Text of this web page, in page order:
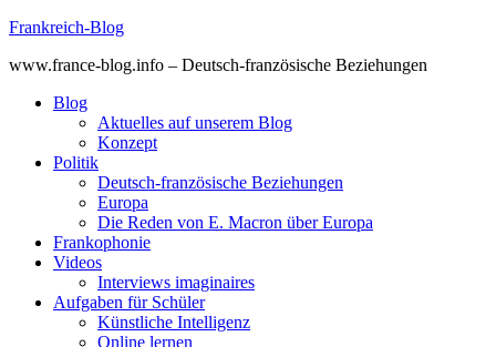
Skip
content
Frankreich-Blog
www.france-blog.info – Deutsch-französische Beziehungen
Blog
Aktuelles auf unserem Blog
Konzept
Politik
Deutsch-französische Beziehungen
Europa
Die Reden von E. Macron über Europa
Frankophonie
Videos
Interviews imaginaires
Aufgaben für Schüler
Künstliche Intelligenz
Online lernen